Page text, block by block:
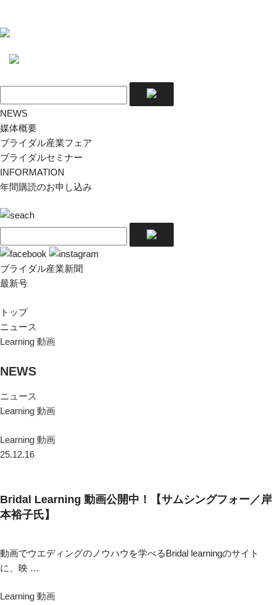
NEWS
媒体概要
ブライダル産業フェア
ブライダルセミナー
INFORMATION
年間購読のお申し込み
ブライダル産業新聞
最新号
トップ
ニュース
Learning 動画
NEWS
ニュース
Learning 動画
Learning 動画
25.12.16
Bridal Learning 動画公開中！【サムシングフォー／岸
本裕子氏】
動画でウエディングのノウハウを学べるBridal learningのサイト
に、映 …
Learning 動画